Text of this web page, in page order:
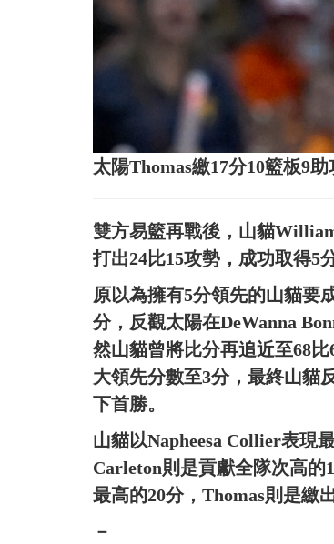
太陽Thomas繳17分10籃板9
雙方易籃再戰後，山貓
打出24比15攻勢，成功取得5
原以為擁有5分領先的山貓要
分，反觀太陽在DeWanna
然山貓曾將比分再追近至68
大領先分數至3分，最終山貓
下首勝。
山貓以Napheesa Collier表現
Carleton則是貢獻全隊次高的
最高的20分，Thomas則是繳
－